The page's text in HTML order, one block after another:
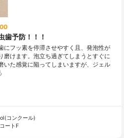
歯予防！！！
にフッ素を停滞させやすく且、発泡性が
磨けます。泡立ち過ぎてしまうとすぐに
いた感覚に陥ってしまいますが、ジェル
コンクール)
ートF